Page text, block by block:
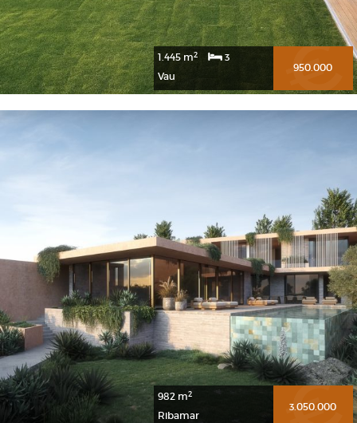
1.445 m2
3
Vau
950.000
982 m2
Ribamar
3.050.000